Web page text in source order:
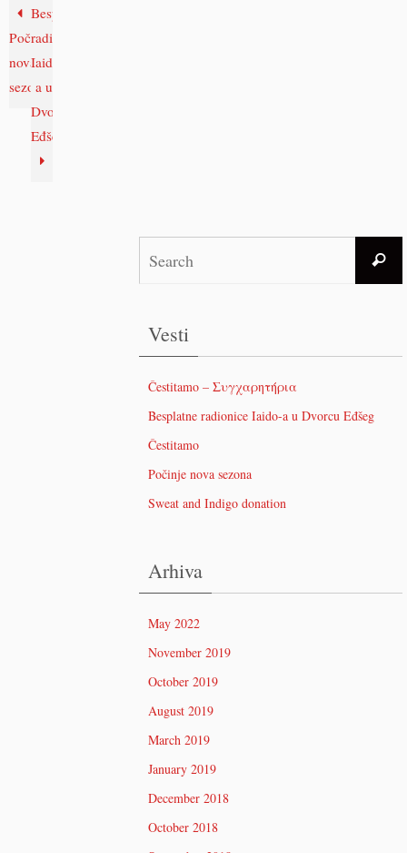
Počinje
nova
sezona
Besplatne
radionice
Iaido-
a u
Dvorcu
Eđšeg
Vesti
Čestitamo – Συγχαρητήρια
Besplatne radionice Iaido-a u Dvorcu Eđšeg
Čestitamo
Počinje nova sezona
Sweat and Indigo donation
Arhiva
May 2022
November 2019
October 2019
August 2019
March 2019
January 2019
December 2018
October 2018